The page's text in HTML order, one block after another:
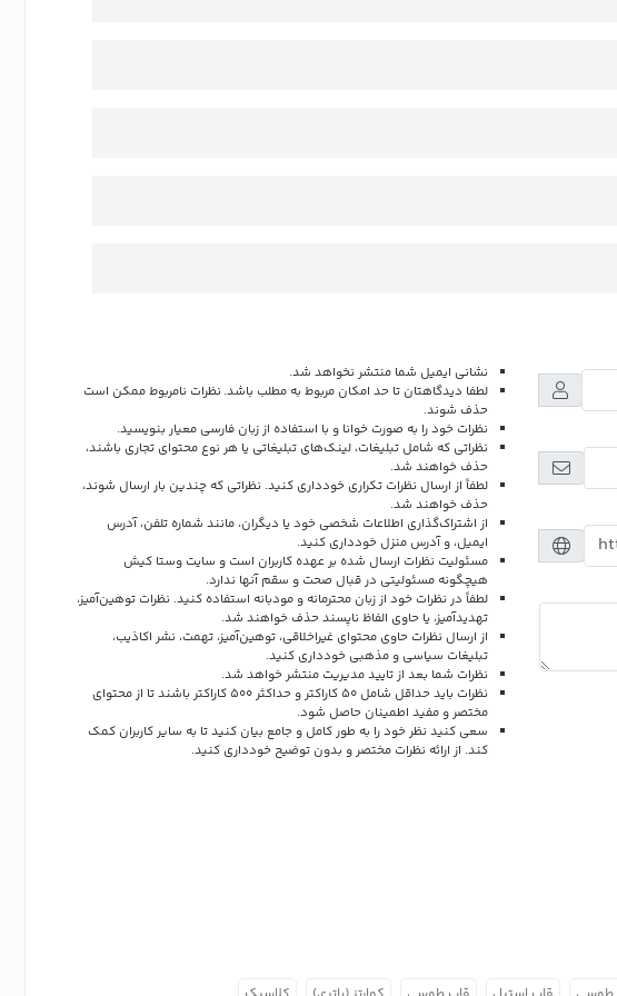
نشانی ایمیل شما منتشر نخواهد شد.
لطفا دیدگاهتان تا حد امکان مربوط به مطلب باشد. نظرات نامربوط ممکن است
حذف شوند.
نظرات خود را به صورت خوانا و با استفاده از زبان فارسی معیار بنویسید.
نظراتی که شامل تبلیغات، لینک‌های تبلیغاتی یا هر نوع محتوای تجاری باشند،
حذف خواهند شد.
لطفاً از ارسال نظرات تکراری خودداری کنید. نظراتی که چندین بار ارسال شوند،
حذف خواهند شد.
از اشتراک‌گذاری اطلاعات شخصی خود یا دیگران، مانند شماره تلفن، آدرس
ایمیل، و آدرس منزل خودداری کنید.
مسئولیت نظرات ارسال شده بر عهده کاربران است و سایت وستا کیش
هیچگونه مسئولیتی در قبال صحت و سقم آنها ندارد.
لطفاً در نظرات خود از زبان محترمانه و مودبانه استفاده کنید. نظرات توهین‌آمیز،
تهدیدآمیز، یا حاوی الفاظ ناپسند حذف خواهند شد.
از ارسال نظرات حاوی محتوای غیراخلاقی، توهین‌آمیز، تهمت، نشر اکاذیب،
تبلیغات سیاسی و مذهبی خودداری کنید.
نظرات شما بعد از تایید مدیریت منتشر خواهد شد.
نظرات باید حداقل شامل 50 کاراکتر و حداکثر 500 کاراکتر باشند تا از محتوای
مختصر و مفید اطمینان حاصل شود.
سعی کنید نظر خود را به طور کامل و جامع بیان کنید تا به سایر کاربران کمک
کند. از ارائه نظرات مختصر و بدون توضیح خودداری کنید.